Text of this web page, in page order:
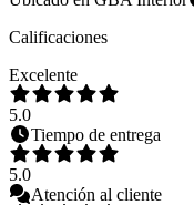
Calificaciones
Excelente
5.0
Tiempo de entrega
5.0
Atención al cliente